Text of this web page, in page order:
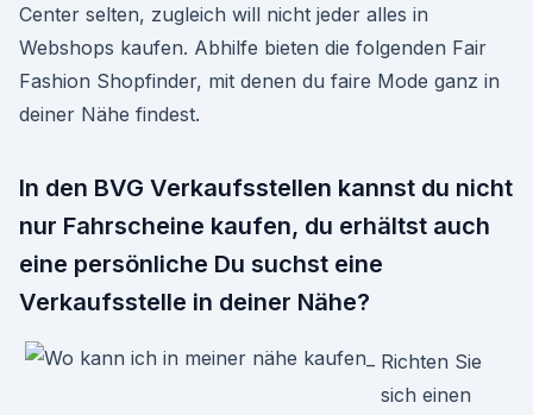
Center selten, zugleich will nicht jeder alles in
Webshops kaufen. Abhilfe bieten die folgenden Fair
Fashion Shopfinder, mit denen du faire Mode ganz in
deiner Nähe findest.
In den BVG Verkaufsstellen kannst du nicht
nur Fahrscheine kaufen, du erhältst auch
eine persönliche Du suchst eine
Verkaufsstelle in deiner Nähe?
Richten Sie
sich einen